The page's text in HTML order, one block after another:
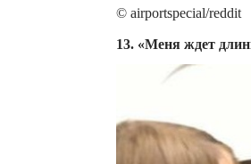
© airportspecial/reddit
13. «Меня ждет